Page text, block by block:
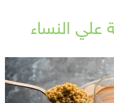
علي النساء